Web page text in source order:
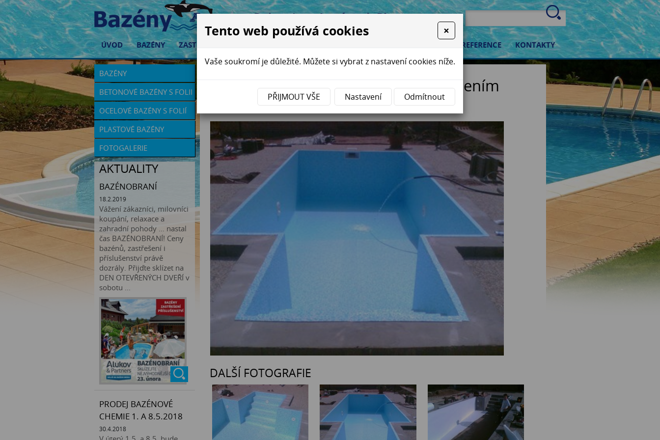
Relaxujte v bazénech Plavur ...
ÚVOD BAZÉNY ZASTŘEŠENÍ BAZÉNŮ REFERENCE KONTAKTY
BAZÉNY
BETONOVÉ BAZÉNY S FOLII
OCELOVÉ BAZÉNY S FOLIÍ
PLASTOVÉ BAZÉNY
FOTOGALERIE
AKTUALITY
BAZÉNOBRANÍ
18.2.2019
Vážení zákazníci, milovníci
koupání, relaxace a
zahradní pohody … nastal
čas BAZÉNOBRANÍ! Ceny
bazénů, zastřešení i
příslušenství právě
dozrály. Přijďte sklízet na
DEN OTEVŘENÝCH DVEŘÍ v
sobotu ...
PRODEJ BAZÉNOVÉ
CHEMIE 1. A 8.5.2018
30.4.2018
Zahradní bazén s podvodním osvětlením
DALŠÍ FOTOGRAFIE
Tento web používá cookies ×
Vaše soukromí je důležité. Můžete si vybrat z nastavení cookies níže.
PŘIJMOUT VŠE Nastavení Odmítnout